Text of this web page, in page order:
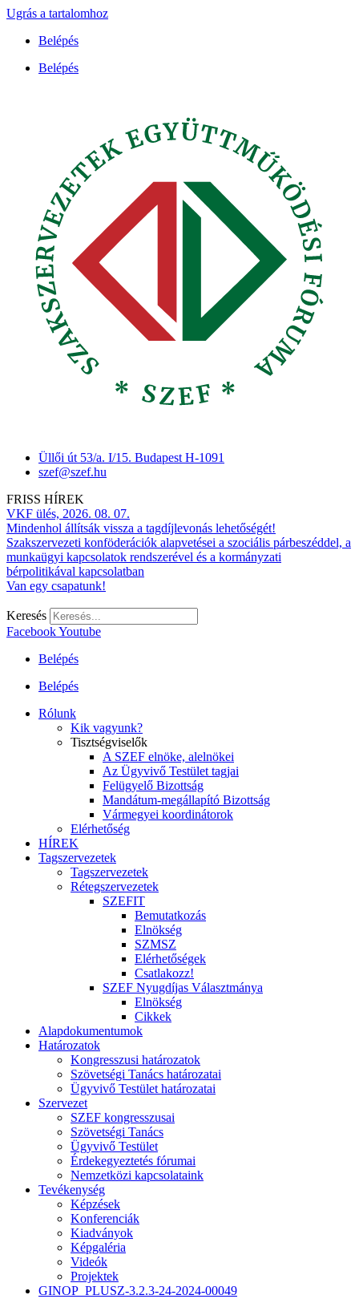
Ugrás a tartalomhoz
Belépés
Belépés
Üllői út 53/a. I/15. Budapest H-1091
szef@szef.hu
FRISS HÍREK
VKF ülés, 2026. 08. 07.
Mindenhol állítsák vissza a tagdíjlevonás lehetőségét!
Szakszervezeti konföderációk alapvetései a szociális párbeszéddel, a
munkaügyi kapcsolatok rendszerével és a kormányzati
bérpolitikával kapcsolatban
Van egy csapatunk!
Keresés
FacebookYoutube
Belépés
Belépés
Rólunk
Kik vagyunk?
Tisztségviselők
A SZEF elnöke, alelnökei
Az Ügyvivő Testület tagjai
Felügyelő Bizottság
Mandátum-megállapító Bizottság
Vármegyei koordinátorok
Elérhetőség
HÍREK
Tagszervezetek
Tagszervezetek
Rétegszervezetek
SZEFIT
Bemutatkozás
Elnökség
SZMSZ
Elérhetőségek
Csatlakozz!
SZEF Nyugdíjas Választmánya
Elnökség
Cikkek
Alapdokumentumok
Határozatok
Kongresszusi határozatok
Szövetségi Tanács határozatai
Ügyvivő Testület határozatai
Szervezet
SZEF kongresszusai
Szövetségi Tanács
Ügyvivő Testület
Érdekegyeztetés fórumai
Nemzetközi kapcsolataink
Tevékenység
Képzések
Konferenciák
Kiadványok
Képgaléria
Videók
Projektek
GINOP_PLUSZ-3.2.3-24-2024-00049